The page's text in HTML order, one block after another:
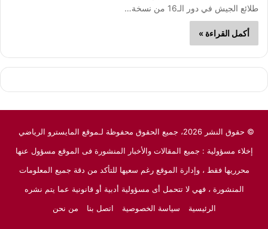
طلائع الجيش في دور الـ16 من نسخة…
أكمل القراءة »
© حقوق النشر 2026، جميع الحقوق محفوظة لـموقع المايسترو الرياضي
إخلاء مسؤولية : جميع المقالات والأخبار المنشورة فى الموقع مسؤول عنها
محرريها فقط ، وإدارة الموقع رغم سعيها للتأكد من دقة جميع المعلومات
المنشورة ، فهي لا تتحمل أى مسؤولية أدبية أو قانونية عما يتم نشره
الرئيسية
سياسة الخصوصية اتصل بنا من نحن